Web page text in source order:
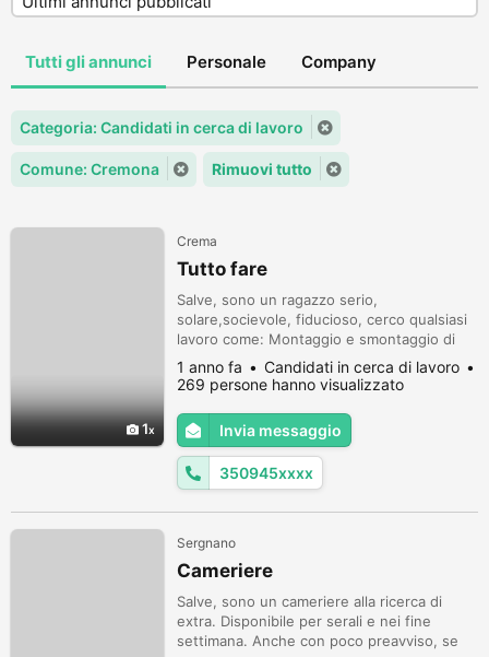
Tutti gli annunci Personale Company
Categoria: Candidati in cerca di lavoro
Comune: Cremona Rimuovi tutto
1
Crema
Tutto fare
Salve, sono un ragazzo serio,
solare,socievole, fiducioso, cerco qualsiasi
lavoro come: Montaggio e smontaggio di
mobile, lavare piatti, pulizie in generale
(casa,cantina, box..)giardinaggio,
imbiancare le pareti, disponibile anche ad
altri mansione, patentato. ho 24anni,
residente a Crema. Cell: 329 871 2594/ 350
945 1937
1 anno fa
Candidati in cerca di lavoro
269 persone hanno visualizzato
Invia messaggio
350945xxxx
Sergnano
Cameriere
Salve, sono un cameriere alla ricerca di
extra. Disponibile per serali e nei fine
settimana. Anche con poco preavviso, se